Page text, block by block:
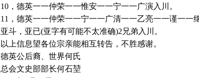
10，德英一一仲荣一一惟安一一宁一一广演入川。
11，德英一一仲荣一一宁一一广清一一乙亮一一谨一
亚斗，亚已(亚字有可能不太准确)2兄弟入川。
以上信息望各位宗亲能相互转告，不胜感谢。
德英公后裔、世界何氏
总会文史部部长何石堃